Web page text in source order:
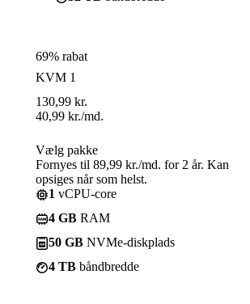
69% rabat
KVM 1
130,99 kr.
40,99 kr./md.
Vælg pakke
Fornyes til 89,99 kr./md. for 2 år. Kan
opsiges når som helst.
1 vCPU-core
4 GB RAM
50 GB NVMe-diskplads
4 TB båndbredde